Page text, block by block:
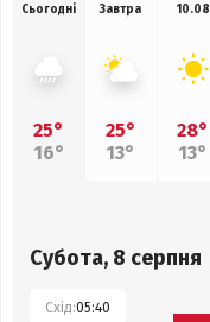
Сьогодні
25°
16°
Завтра
25°
13°
10.08
28°
13°
Субота, 8 серпня
Схід:05:40